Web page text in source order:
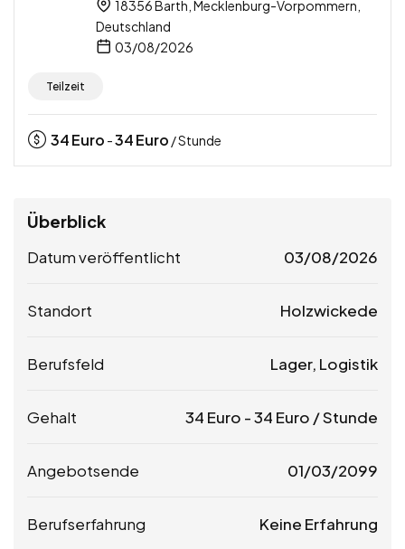
18356 Barth, Mecklenburg-Vorpommern,
Deutschland
03/08/2026
Teilzeit
34Euro -34Euro / Stunde
Überblick
Datum veröffentlicht 03/08/2026
Standort Holzwickede
Berufsfeld Lager, Logistik
Gehalt 34 Euro -34 Euro / Stunde
Angebotsende 01/03/2099
Berufserfahrung Keine Erfahrung